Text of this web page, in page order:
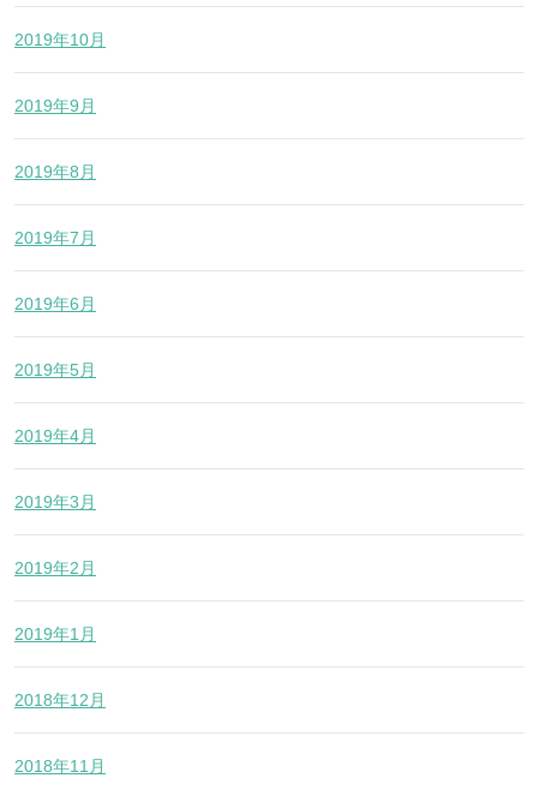
2019年10月
2019年9月
2019年8月
2019年7月
2019年6月
2019年5月
2019年4月
2019年3月
2019年2月
2019年1月
2018年12月
2018年11月